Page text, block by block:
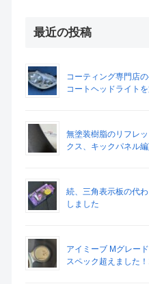
最近の投稿
コーティング専門店
コートヘッドライト
無塗装樹脂のリフレ
クス、キックパネル
続、三角表示板の代
しました
アイミーブ Mグレー
スペック超えました